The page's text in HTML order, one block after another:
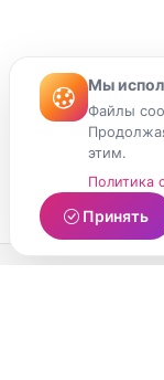
Мы
Файлы
этим.
Политика
Принять